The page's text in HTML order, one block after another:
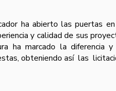
ha abierto las puertas
y calidad de sus
ha marcado la diferencia
obteniendo así­ las